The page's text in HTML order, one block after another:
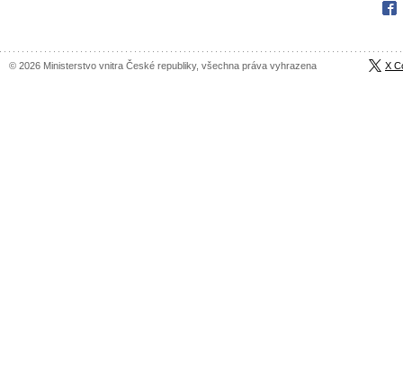
© 2026 Ministerstvo vnitra České republiky, všechna práva vyhrazena X